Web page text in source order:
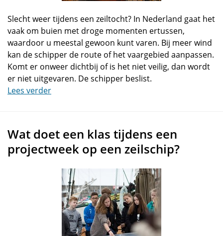
Slecht weer tijdens een zeiltocht? In Nederland gaat het
vaak om buien met droge momenten ertussen,
waardoor u meestal gewoon kunt varen. Bij meer wind
kan de schipper de route of het vaargebied aanpassen.
Komt er onweer dichtbij of is het niet veilig, dan wordt
er niet uitgevaren. De schipper beslist.
Lees verder
Wat doet een klas tijdens een
projectweek op een zeilschip?